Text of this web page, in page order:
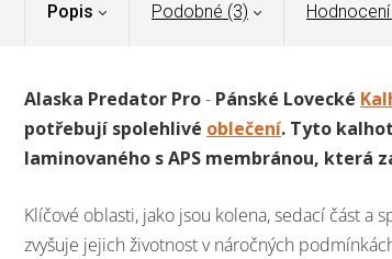
Popis Podobné (3)
Alaska Predator Pro- Pánské Lovecké
potřebují spolehlivé oblečení. Tyto
laminovaného s APS membránou, která
Klíčové oblasti, jako jsou kolena, sedací část a
zvyšuje jejich životnost v náročných